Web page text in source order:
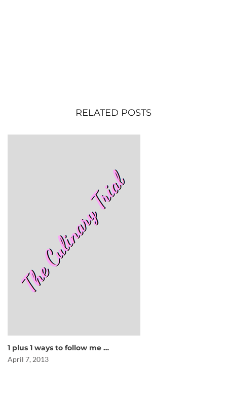
RELATED POSTS
1 plus 1 ways to follow me …
April 7, 2013